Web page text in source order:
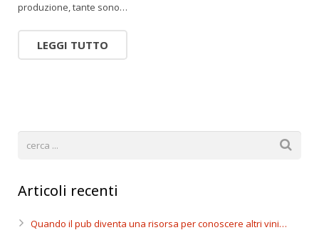
produzione, tante sono…
LEGGI TUTTO
Articoli recenti
Quando il pub diventa una risorsa per conoscere altri vini…